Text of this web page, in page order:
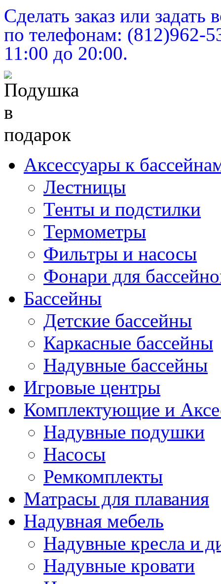
Сделать заказ или
по телефонам: (812)962-
11:00 до 20:00.
Аксессуары к
Лестницы
Тенты и подстилки
Термометры
Фильтры и насосы
Фонари для
Бассейны
Детские бассейны
Каркасные бассейны
Надувные бассейны
Игровые центры
Комплектующие и
Надувные подушки
Насосы
Ремкомплекты
Матрасы для плавания
Надувная мебель
Надувные кресла и
Надувные кровати